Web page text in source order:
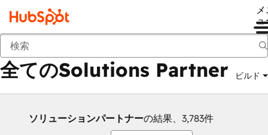
ュ
戻る
全てのSolutions Partner ビルド
ソリューションパートナーの結果、3,783件